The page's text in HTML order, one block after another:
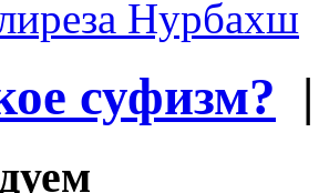
Нурбахш
суфизм?